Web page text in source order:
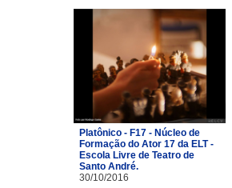
Platônico - F17 - Núcleo de
Formação do Ator 17 da ELT -
Escola Livre de Teatro de
Santo André.
30/10/2016